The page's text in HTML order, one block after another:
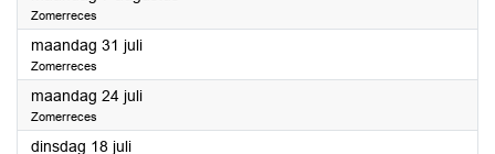
Zomerreces
maandag 31 juli2023
Zomerreces
maandag 24 juli2023
Zomerreces
dinsdag 18 juli2023